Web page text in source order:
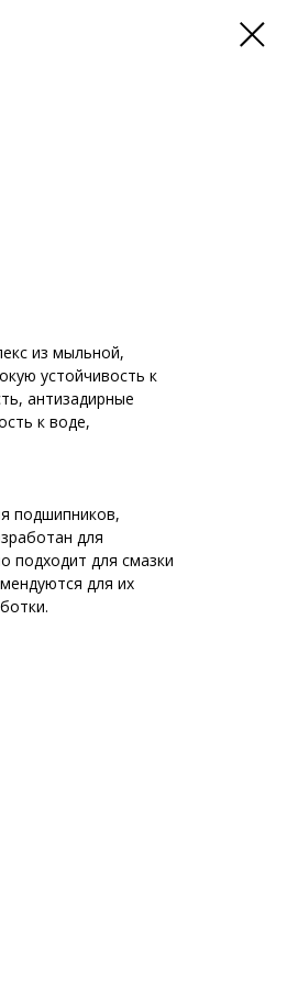
из мыльной,
устойчивость к
антизадирные
к воде,
подшипников,
для
подходит для смазки
для их